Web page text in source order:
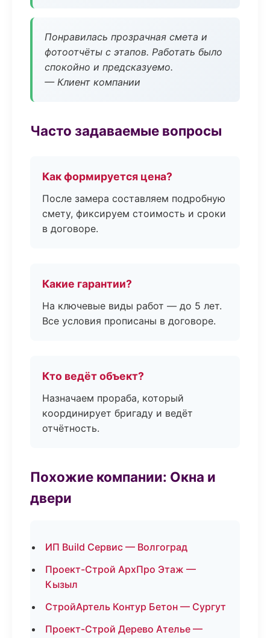
Понравилась прозрачная смета и
фотоотчёты с этапов. Работать было
спокойно и предсказуемо.
— Клиент компании
Часто задаваемые вопросы
Как формируется цена?
После замера составляем подробную
смету, фиксируем стоимость и сроки
в договоре.
Какие гарантии?
На ключевые виды работ — до 5 лет.
Все условия прописаны в договоре.
Кто ведёт объект?
Назначаем прораба, который
координирует бригаду и ведёт
отчётность.
Похожие компании: Окна и
двери
ИП Build Сервис — Волгоград
Проект-Строй АрхПро Этаж —
Кызыл
СтройАртель Контур Бетон — Сургут
Проект-Строй Дерево Ателье —